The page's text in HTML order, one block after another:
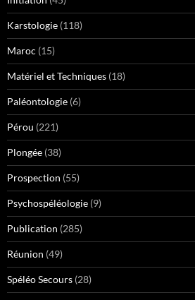
Karstologie (118)
Maroc (15)
Matériel et Techniques (18)
Paléontologie (6)
Pérou (221)
Plongée (38)
Prospection (55)
Psychospéléologie (9)
Publication (285)
Réunion (49)
Spéléo Secours (28)